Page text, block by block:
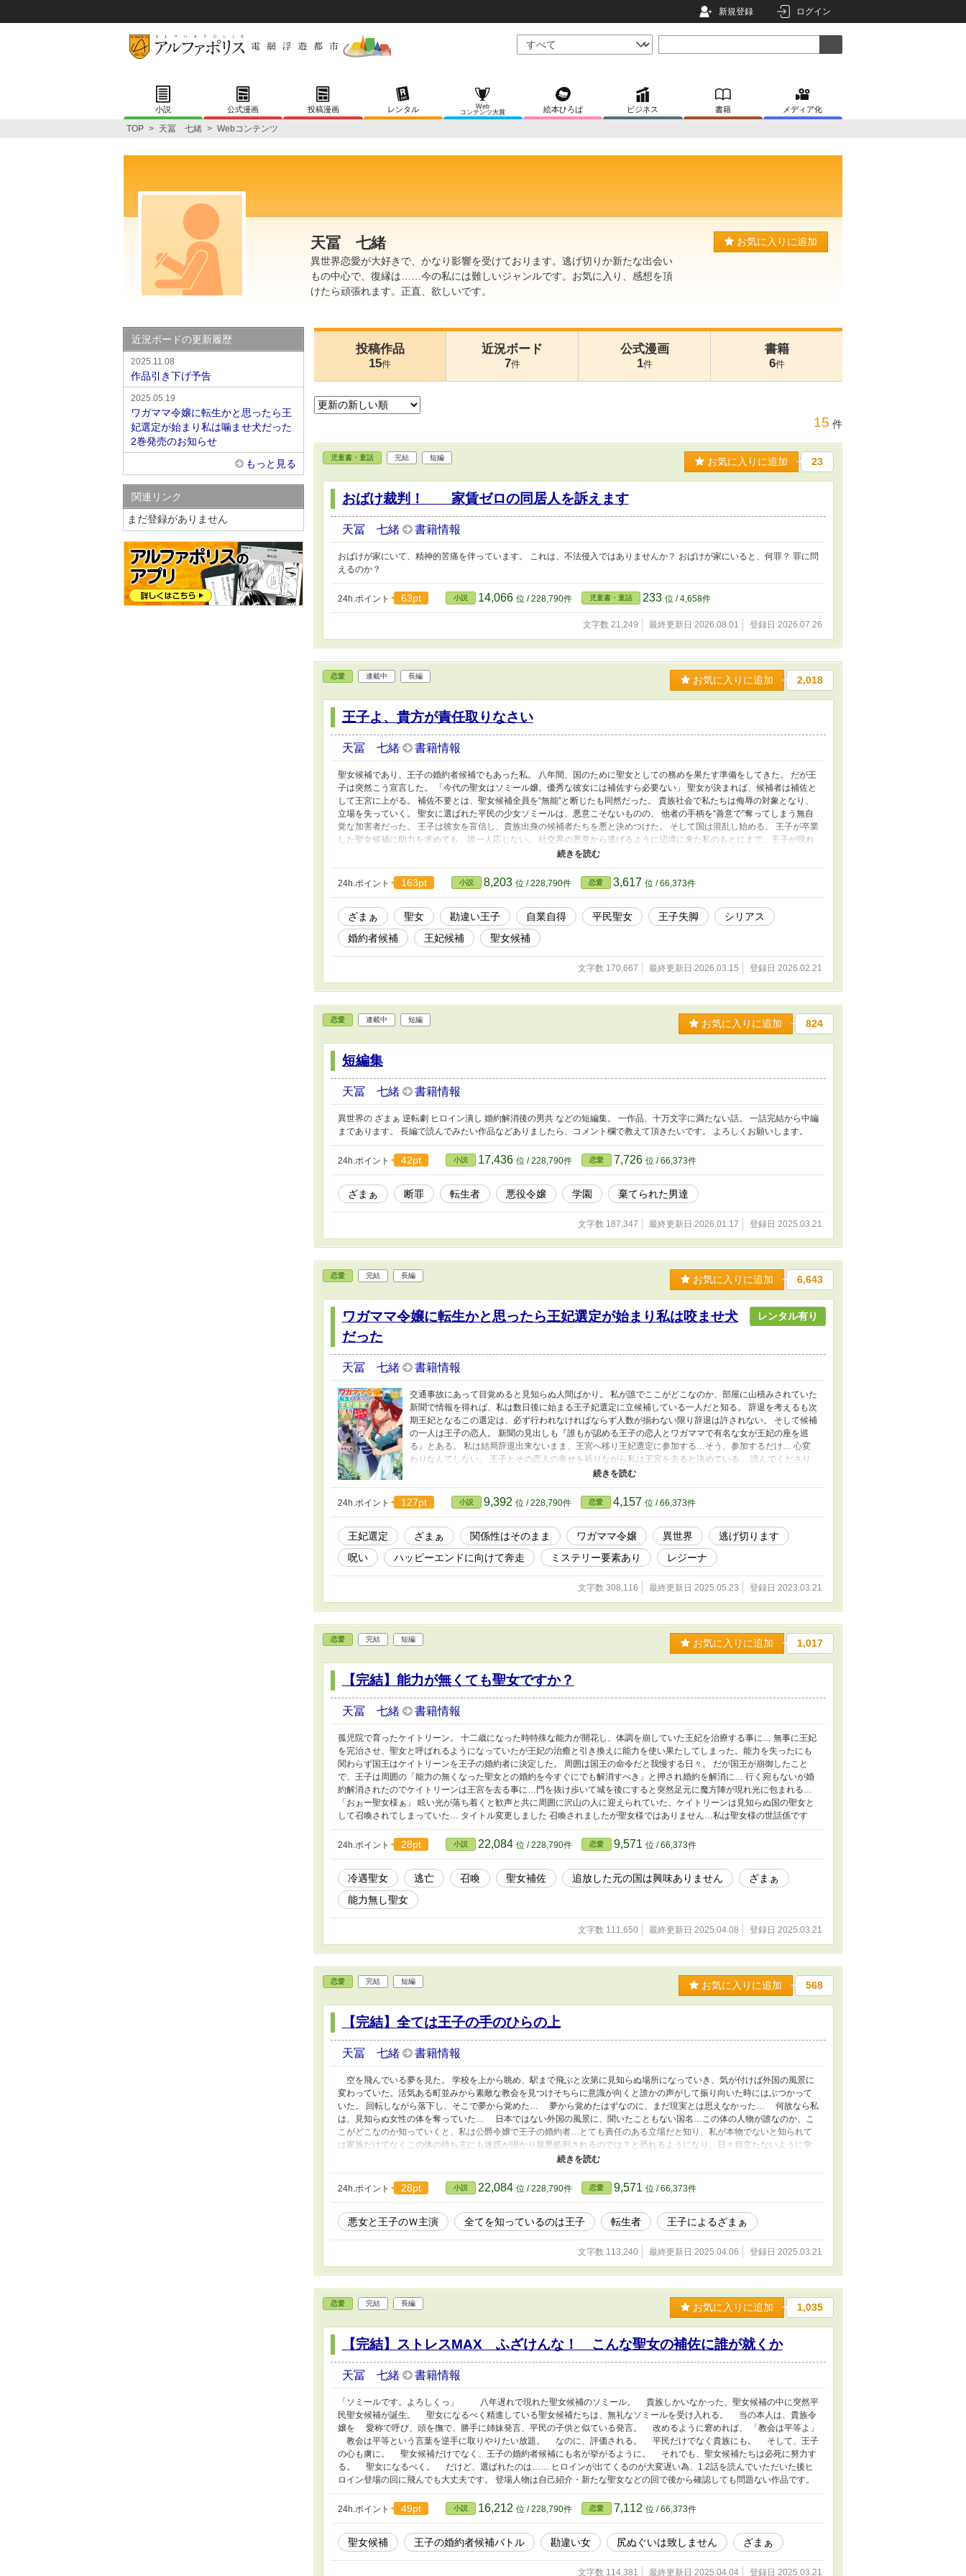
新規登録 ログイン
小説 公式漫画 投稿漫画 レンタル
Web
コンテンツ大賞
絵本ひろば ビジネス 書籍 メディア化
TOP > 天冨 七緒 > Webコンテンツ
天冨 七緒
異世界恋愛が大好きで、かなり影響を受けております。逃げ切りか新たな出会い
もの中心で、復縁は……今の私には難しいジャンルです。お気に入り、感想を頂
けたら頑張れます。正直、欲しいです。
お気に入りに追加
投稿作品
15件
近況ボード
7件
公式漫画
1件
書籍
6件
15 件
児童書・童話 完結 短編 お気に入りに追加 23
おばけ裁判！ 家賃ゼロの同居人を訴えます
天冨 七緒 書籍情報
おばけが家にいて、精神的苦痛を伴っています。 これは、不法侵入ではありませんか？ おばけが家にいると、何罪？ 罪に問
えるのか？
24h.ポイント 63pt 小説 14,066 位 / 228,790件 児童書・童話 233 位 / 4,658件
文字数 21,249 最終更新日 2026.08.01 登録日 2026.07.26
恋愛 連載中 長編 お気に入りに追加 2,018
王子よ、貴方が責任取りなさい
天冨 七緒 書籍情報
聖女候補であり、王子の婚約者候補でもあった私。 八年間、国のために聖女としての務めを果たす準備をしてきた。 だが王
子は突然こう宣言した。 「今代の聖女はソミール嬢。優秀な彼女には補佐すら必要ない」 聖女が決まれば、候補者は補佐と
して王宮に上がる。 補佐不要とは、聖女候補全員を“無能”と断じたも同然だった。 貴族社会で私たちは侮辱の対象となり、
立場を失っていく。 聖女に選ばれた平民の少女ソミールは、悪意こそないものの、 他者の手柄を“善意で”奪ってしまう無自
覚な加害者だった。 王子は彼女を盲信し、貴族出身の候補者たちを悪と決めつけた。 そして国は混乱し始める。 王子が卒業
した聖女候補に助力を求めても、誰一人応じない。 社交界の悪意から逃げるように辺境に来た私のもとにまで、王子が現れ
た。 「聖女の補佐をしてくれないか……」 私は静かに告げる。 「今代の聖女は補佐を必要としないのでしょう？ 王子様。
責任は、ご自身でお取りください」 勘違い王子と平民聖女の暴走に巻き込まれた、 聖女候補たちの“静かなざまぁ”の物語。
24h.ポイント
163pt 小説 8,203 位 / 228,790件 恋愛 3,617 位 / 66,373件
ざまぁ 聖女 勘違い王子 自業自得 平民聖女 王子失脚
シリアス
婚約者候補
王妃候補 聖女候補
文字数 170,667 最終更新日 2026.03.15 登録日 2026.02.21
恋愛 連載中 短編 お気に入りに追加 824
短編集
天冨 七緒 書籍情報
異世界の ざまぁ 逆転劇 ヒロイン潰し 婚約解消後の男共 などの短編集。 一作品、十万文字に満たない話。 一話完結から中編
まであります。 長編で読んでみたい作品などありましたら、コメント欄で教えて頂きたいです。 よろしくお願いします。
24h.ポイント 42pt 小説 17,436 位 / 228,790件 恋愛 7,726 位 / 66,373件
ざまぁ 断罪 転生者 悪役令嬢 学園 棄てられた男達
文字数 187,347 最終更新日 2026.01.17 登録日 2025.03.21
恋愛 完結 長編 お気に入りに追加 6,643
ワガママ令嬢に転生かと思ったら王妃選定が始まり私は咬ませ犬
だった
レンタル有り
天冨 七緒 書籍情報
交通事故にあって目覚めると見知らぬ人間ばかり。 私が誰でここがどこなのか、部屋に山積みされていた
新聞で情報を得れば、私は数日後に始まる王子妃選定に立候補している一人だと知る。 辞退を考えるも次
期王妃となるこの選定は、必ず行われなければならず人数が揃わない限り辞退は許されない。 そして候補
の一人は王子の恋人。 新聞の見出しも『誰もが認める王子の恋人とワガママで有名な女が王妃の座を巡
る』とある。 私は結局辞退出来ないまま、王宮へ移り王妃選定に参加する…そう、参加するだけ… 心変
わりなんてしない。 王子とその恋人の幸せを祈りながら私は王宮を去ると決めている… 読んでくださり
ありがとうございます。 感想を頂き続編…らしき話を執筆してみました。本編とは違い、ミステリー…重
たい話になっております。 完結まで書き上げており、見直ししてから公開予定です。一日４・５話投稿し
ます。夕方の時間は未定です。 よろしくお願いいたします。 それと、もしよろしければ感想や意見を頂
ければと思っております。 書きたいものを全部書いてしまった為に同じ話を繰り返しているや、ダラダラ
見を頂ければと思います。 宜しくお願いします。
24h.ポイント 127pt 小説 9,392 位 / 228,790件 恋愛 4,157 位 / 66,373件
王妃選定 ざまぁ 関係性はそのまま ワガママ令嬢 異世界
逃げ切ります
呪い
ハッピーエンドに向けて奔走 ミステリー要素あり レジーナ
文字数 308,116 最終更新日 2025.05.23 登録日 2023.03.21
恋愛 完結 短編 お気に入りに追加 1,017
【完結】能力が無くても聖女ですか？
天冨 七緒 書籍情報
孤児院で育ったケイトリーン。 十二歳になった時特殊な能力が開花し、体調を崩していた王妃を治療する事に… 無事に王妃
を完治させ、聖女と呼ばれるようになっていたが王妃の治癒と引き換えに能力を使い果たしてしまった。能力を失ったにも
関わらず国王はケイトリーンを王子の婚約者に決定した。 周囲は国王の命令だと我慢する日々。 だが国王が崩御したこと
で、王子は周囲の「能力の無くなった聖女との婚約を今すぐにでも解消すべき」と押され婚約を解消に… 行く宛もないが婚
約解消されたのでケイトリーンは王宮を去る事に…門を抜け歩いて城を後にすると突然足元に魔方陣が現れ光に包まれる…
「おぉー聖女様ぁ」 眩い光が落ち着くと歓声と共に周囲に沢山の人に迎えられていた。ケイトリーンは見知らぬ国の聖女と
して召喚されてしまっていた… タイトル変更しました 召喚されましたが聖女様ではありません…私は聖女様の世話係です
24h.ポイント 28pt 小説 22,084 位 / 228,790件 恋愛 9,571 位 / 66,373件
冷遇聖女 逃亡 召喚 聖女補佐 追放した元の国は興味ありません
ざまぁ
能力無し聖女
文字数 111,650 最終更新日 2025.04.08 登録日 2025.03.21
恋愛 完結 短編 お気に入りに追加 568
【完結】全ては王子の手のひらの上
天冨 七緒 書籍情報
空を飛んでいる夢を見た。 学校を上から眺め、駅まで飛ぶと次第に見知らぬ場所になっていき、気が付けば外国の風景に
変わっていた。活気ある町並みから素敵な教会を見つけそちらに意識が向くと誰かの声がして振り向いた時にはぶつかって
いた。 回転しながら落下し、そこで夢から覚めた… 夢から覚めたはずなのに、まだ現実とは思えなかった… 何故なら私
は、見知らぬ女性の体を奪っていた… 日本ではない外国の風景に、聞いたこともない国名…この体の人物が誰なのか、こ
こがどこなのか知っていくと、私は公爵令嬢で王子の婚約者…とても責任のある立場だと知り、私が本物でないと知られて
は家族だけでなくこの体の待ち主にも迷惑が掛かり最悪処刑されるのでは？と恐れるようになり、日々目立たないように学
園生活を乗り切ることにした… 「どうにかして体を本人に返さなきゃ…私も元の体に…」 だが、私は知らなかった。 こ
の身体の持ち主は王子と婚約関係だが、一方的に追いかけ回し爵位を鼻に掛け努力を嫌い、失敗は全て他人のせいにするよ
うな性格で王子からだけでなく周囲の人間からも嫌われていたことを… 婚約者を心配する王子を目の当たりにし身体を返
したいと思う主人公、婚約者の全てを知っている王子、そしてそんな二人に近づく一人の女生徒。
24h.ポイント 28pt 小説 22,084 位 / 228,790件 恋愛 9,571 位 / 66,373件
悪女と王子のＷ主演 全てを知っているのは王子 転生者 王子によるざまぁ
文字数 113,240 最終更新日 2025.04.06 登録日 2025.03.21
恋愛 完結 長編 お気に入りに追加 1,035
【完結】ストレスMAX ふざけんな！ こんな聖女の補佐に誰が就くか
天冨 七緒 書籍情報
「ソミールです。よろしくっ」 八年遅れで現れた聖女候補のソミール。 貴族しかいなかった、聖女候補の中に突然平
民聖女候補が誕生。 聖女になるべく精進している聖女候補たちは、無礼なソミールを受け入れる。 当の本人は、貴族令
嬢を 愛称で呼び、頭を撫で、勝手に姉妹発言、平民の子供と似ている発言。 改めるように窘めれば、 「教会は平等よ」
教会は平等という言葉を逆手に取りやりたい放題。 なのに、評価される。 平民だけでなく貴族にも。 そして、王子
の心も虜に。 聖女候補だけでなく、王子の婚約者候補にも名が挙がるように。 それでも、聖女候補たちは必死に努力す
る。 聖女になるべく。 だけど、選ばれたのは…… ヒロインが出てくるのが大変遅い為、1.2話を読んでいただいた後ヒ
ロイン登場の回に飛んでも大丈夫です。 登場人物は自己紹介・新たな聖女などの回で後から確認しても問題ない作品です。
24h.ポイント 49pt 小説 16,212 位 / 228,790件 恋愛 7,112 位 / 66,373件
聖女候補 王子の婚約者候補バトル 勘違い女 尻ぬぐいは致しません ざまぁ
文字数 114,381 最終更新日 2025.04.04 登録日 2025.03.21
近況ボードの更新履歴
2025.11.08
作品引き下げ予告
2025.05.19
ワガママ令嬢に転生かと思ったら王
妃選定が始まり私は噛ませ犬だった
2巻発売のお知らせ
もっと見る
関連リンク
まだ登録がありません